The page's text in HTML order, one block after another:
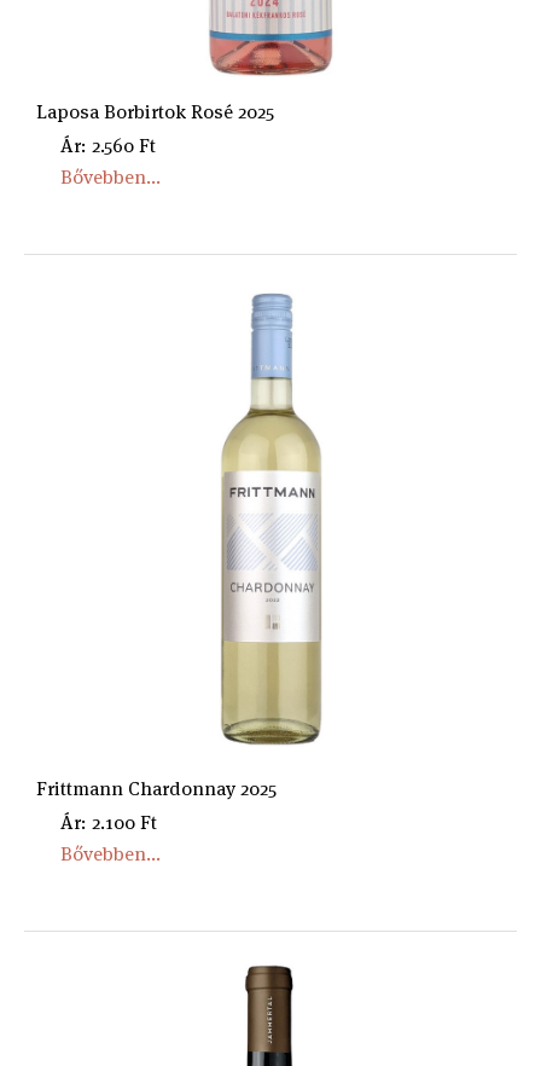
Laposa Borbirtok Rosé 2025
Ár: 2.560 Ft
Bővebben...
Frittmann Chardonnay 2025
Ár: 2.100 Ft
Bővebben...